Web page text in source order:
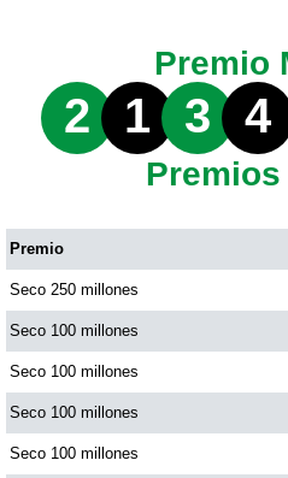
Premio
2 1 3 4
Premio
Seco 250 millones
Seco 100 millones
Seco 100 millones
Seco 100 millones
Seco 100 millones